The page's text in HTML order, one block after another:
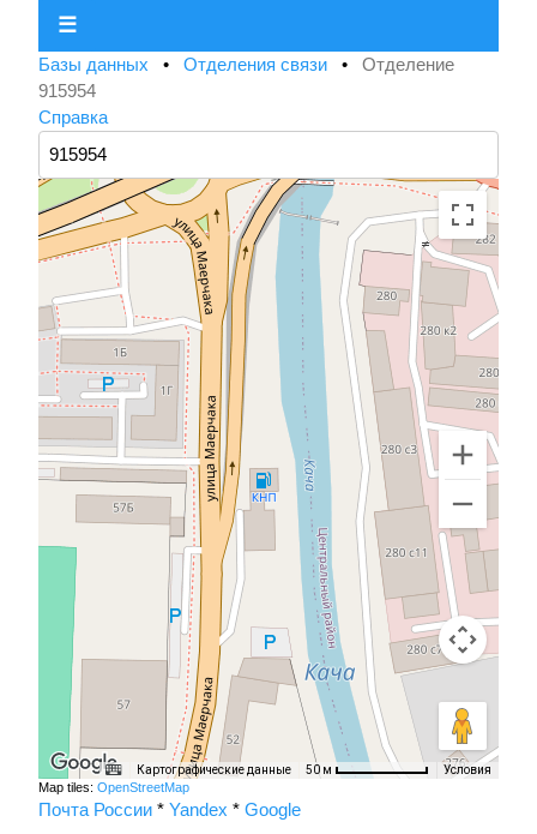
☰
Базы данных • Отделения связи • Отделение
915954
Справка
Картографические данные 50 м Условия
Map tiles: OpenStreetMap
Почта России * Yandex * Google